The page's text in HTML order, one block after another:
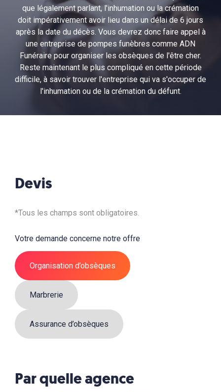
que légalement parlant, l'inhumation ou la crémation
doit impérativement avoir lieu dans un délai de 6 jours
après la date du décès. Vous devrez donc faire appel à
une entreprise de pompes funèbres comme ADN
Funéraire pour organiser les obsèques de l'être cher.
Reste maintenant le plus compliqué en cette période
difficile, à savoir trouver l'entreprise qui va s'occuper de
l'inhumation ou de la crémation du défunt.
Devis
*Tous les champs sont obligatoires.
Votre demande concerne notre offre
Organisation d’obsèques
Marbrerie
Assurance d’obsèques
Par quelle agence